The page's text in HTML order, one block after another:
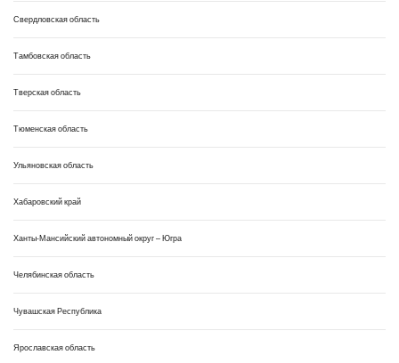
Свердловская область
Тамбовская область
Тверская область
Тюменская область
Ульяновская область
Хабаровский край
Ханты-Мансийский автономный округ – Югра
Челябинская область
Чувашская Республика
Ярославская область